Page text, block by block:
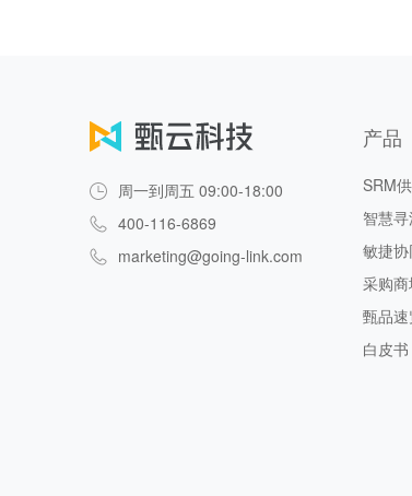
周一到周五 09:00-18:00
400-116-6869
marketing@going-link.com
产品
SRM
智慧
敏捷协
采购
甄品
白皮书